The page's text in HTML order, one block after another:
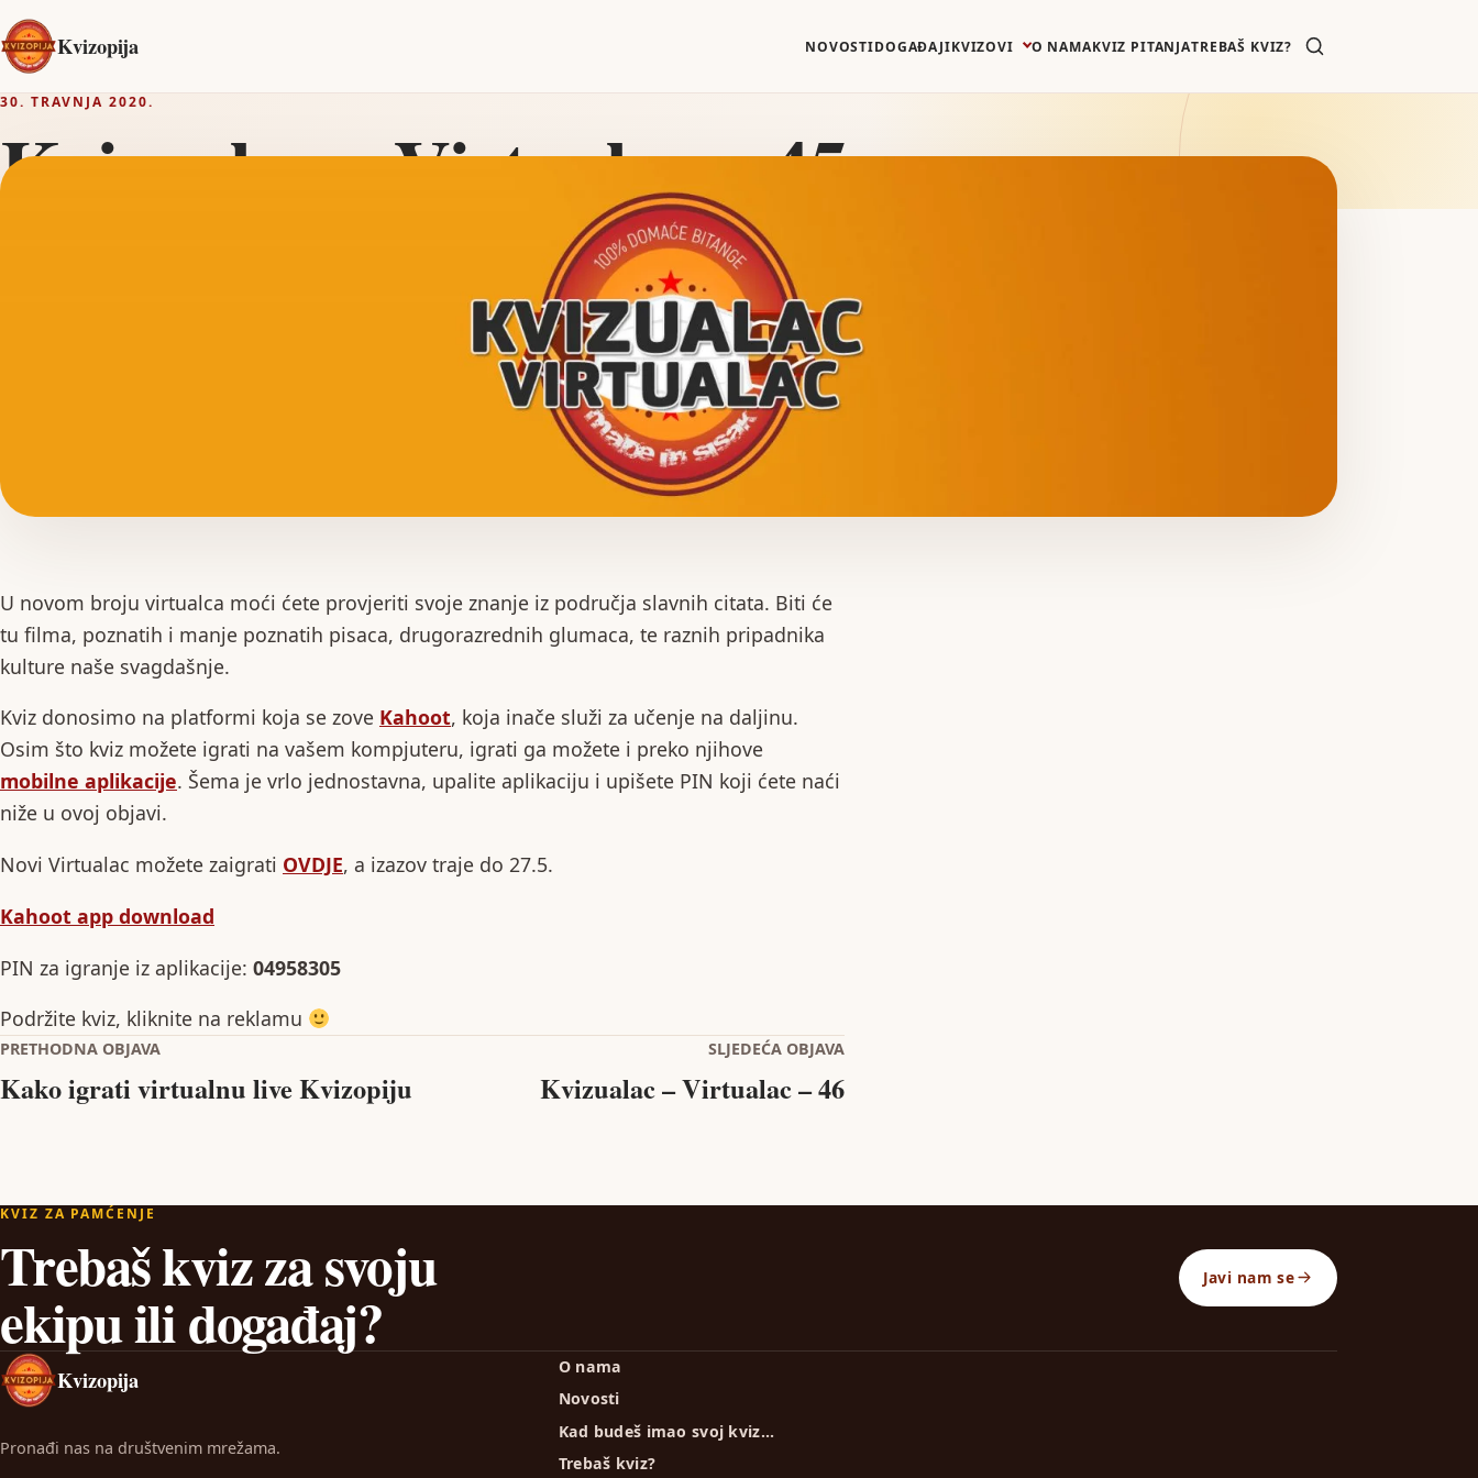
Kvizopija NOVOSTIDOGAĐAJIKVIZOVI O NAMAKVIZ PITANJATREBAŠ KVIZ?
30. TRAVNJA 2020.
Kvizualac – Virtualac – 45
U novom broju virtualca moći ćete provjeriti svoje znanje iz područja slavnih citata. Biti će
tu filma, poznatih i manje poznatih pisaca, drugorazrednih glumaca, te raznih pripadnika
kulture naše svagdašnje.
Kviz donosimo na platformi koja se zove Kahoot, koja inače služi za učenje na daljinu.
Osim što kviz možete igrati na vašem kompjuteru, igrati ga možete i preko njihove
mobilne aplikacije. Šema je vrlo jednostavna, upalite aplikaciju i upišete PIN koji ćete naći
niže u ovoj objavi.
Novi Virtualac možete zaigrati OVDJE, a izazov traje do 27.5.
Kahoot app download
PIN za igranje iz aplikacije: 04958305
Podržite kviz, kliknite na reklamu
Navigacija objava
PRETHODNA OBJAVA
Kako igrati virtualnu live Kvizopiju
SLJEDEĆA OBJAVA
Kvizualac – Virtualac – 46
KVIZ ZA PAMĆENJE
Trebaš kviz za svoju
ekipu ili događaj?
Javi nam se
Kvizopija
Pronađi nas na društvenim mrežama.
O nama
Novosti
Kad budeš imao svoj kviz…
Trebaš kviz?